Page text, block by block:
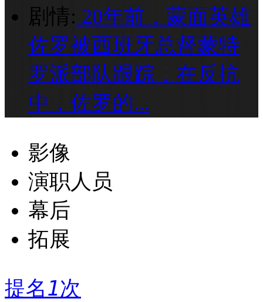
剧情: 20年前，蒙面英雄
佐罗被西班牙总督蒙特
罗派部队跟踪，在反抗
中，佐罗的...
影像
演职人员
幕后
拓展
提名1次